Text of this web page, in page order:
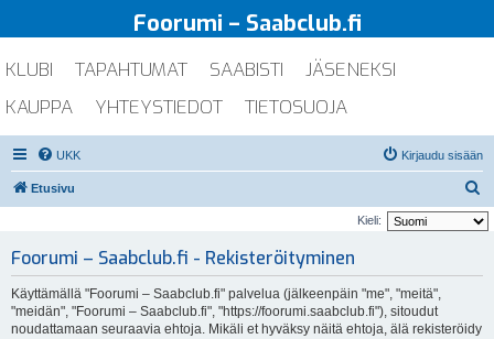
Foorumi – Saabclub.fi
KLUBI TAPAHTUMAT SAABISTI
JÄSENEKSI
KAUPPA
YHTEYSTIEDOT TIETOSUOJA
UKK Kirjaudu sisään
Etusivu
t
Kieli:
Foorumi – Saabclub.fi - Rekisteröityminen
Käyttämällä "Foorumi – Saabclub.fi" palvelua (jälkeenpäin "me", "meitä",
"meidän", "Foorumi – Saabclub.fi", "https://foorumi.saabclub.fi"), sitoudut
noudattamaan seuraavia ehtoja. Mikäli et hyväksy näitä ehtoja, älä rekisteröidy